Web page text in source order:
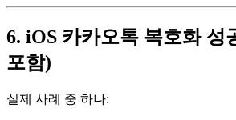
6. iOS 카카오톡 복호화 성
포함)
실제 사례 중 하나: